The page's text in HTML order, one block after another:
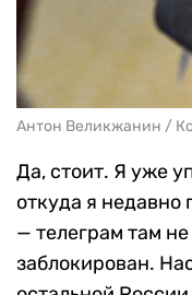
Антон Великжанин /
Да, стоит. Я уже
откуда я недавно
— телеграм там
заблокирован.